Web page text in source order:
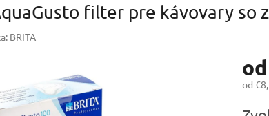
filter pre kávovary so
BRITA
od
od